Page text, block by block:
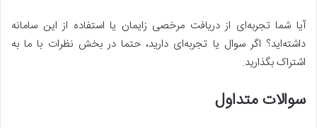
آیا شما تجربه‌ای از دریافت مرخصی زایمان یا استفاده از این سامانه
داشته‌اید؟ اگر سوال یا تجربه‌ای دارید، حتما در بخش نظرات با ما به
اشتراک بگذارید.
سوالات متداول